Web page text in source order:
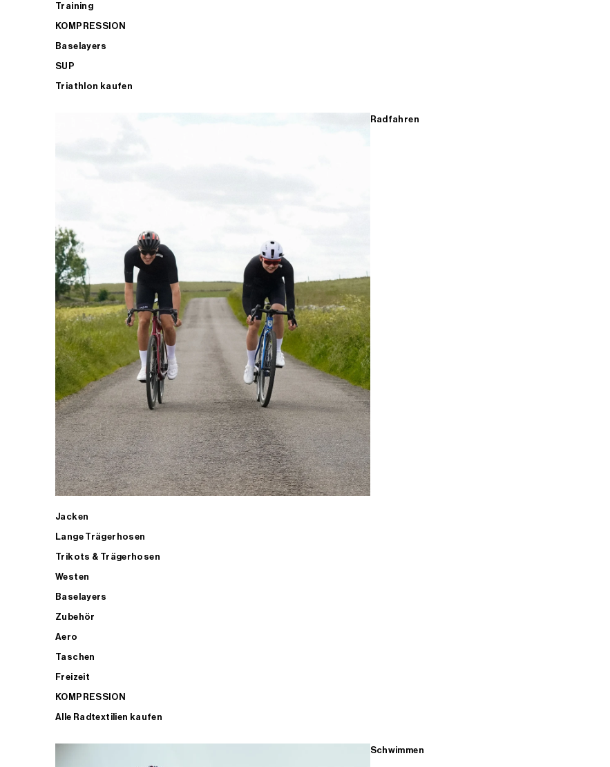
Training
KOMPRESSION
Baselayers
SUP
Triathlon kaufen
Radfahren
Jacken
Lange Trägerhosen
Trikots & Trägerhosen
Westen
Baselayers
Zubehör
Aero
Taschen
Freizeit
KOMPRESSION
Alle Radtextilien kaufen
Schwimmen